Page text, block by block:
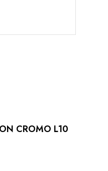
CROMO L10